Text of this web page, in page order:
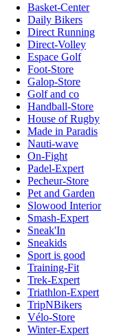
Basket-Center
Daily Bikers
Direct Running
Direct-Volley
Espace Golf
Foot-Store
Galop-Store
Golf and co
Handball-Store
House of Rugby
Made in Paradis
Nauti-wave
On-Fight
Padel-Expert
Pecheur-Store
Pet and Garden
Slowood Interior
Smash-Expert
Sneak'In
Sneakids
Sport is good
Training-Fit
Trek-Expert
Triathlon-Expert
TripNBikers
Vélo-Store
Winter-Expert